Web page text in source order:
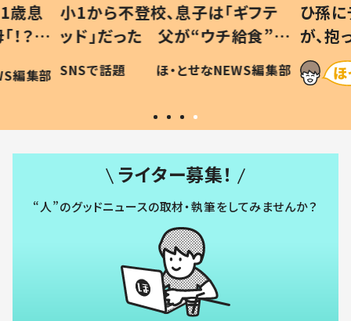
歳息
？」
編集部
小1から不登校、息子は「ギフテ
ッド」だった 父が“ウチ給食”を
作り続ける理由とは #令和の親
#令和の子
SNSで話題 ほ・とせなNEWS編集部
ひ孫
が、
「涙が
い」
ライター募集！
“人”のグッドニュースの取材・執筆をしてみませんか？